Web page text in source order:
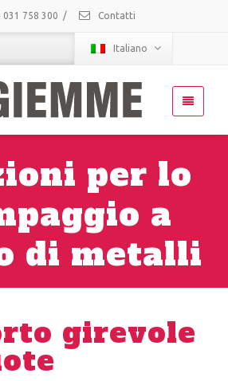
031 758 300 / Contatti
Italiano
per lo
a
di metalli
girevole